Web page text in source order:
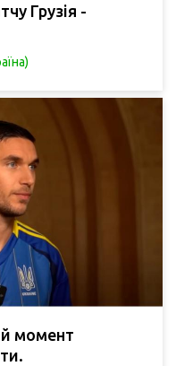
Грузія -
момент